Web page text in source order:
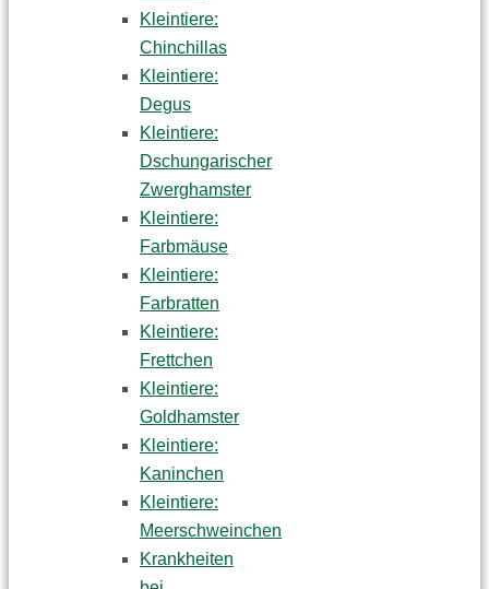
Kleintiere:
Chinchillas
Kleintiere:
Degus
Kleintiere:
Dschungarischer
Zwerghamster
Kleintiere:
Farbmäuse
Kleintiere:
Farbratten
Kleintiere:
Frettchen
Kleintiere:
Goldhamster
Kleintiere:
Kaninchen
Kleintiere:
Meerschweinchen
Krankheiten